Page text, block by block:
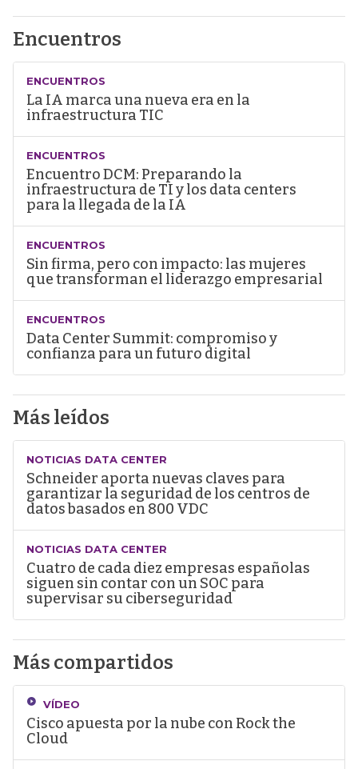
Encuentros
ENCUENTROS
La IA marca una nueva era en la
infraestructura TIC
ENCUENTROS
Encuentro DCM: Preparando la
infraestructura de TI y los data centers
para la llegada de la IA
ENCUENTROS
Sin firma, pero con impacto: las mujeres
que transforman el liderazgo empresarial
ENCUENTROS
Data Center Summit: compromiso y
confianza para un futuro digital
Más leídos
NOTICIAS DATA CENTER
Schneider aporta nuevas claves para
garantizar la seguridad de los centros de
datos basados en 800 VDC
NOTICIAS DATA CENTER
Cuatro de cada diez empresas españolas
siguen sin contar con un SOC para
supervisar su ciberseguridad
Más compartidos
VÍDEO
Cisco apuesta por la nube con Rock the
Cloud